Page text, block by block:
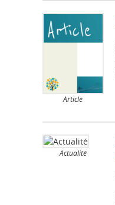
Article
Actualité